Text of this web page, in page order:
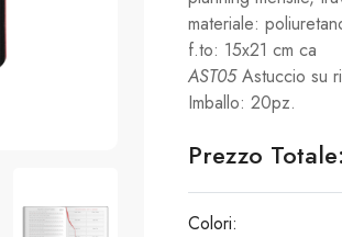
materiale:
f.to: 15x21 cm ca
AST05Astuccio su
Imballo: 20pz.
Prezzo Totale:
Colori: